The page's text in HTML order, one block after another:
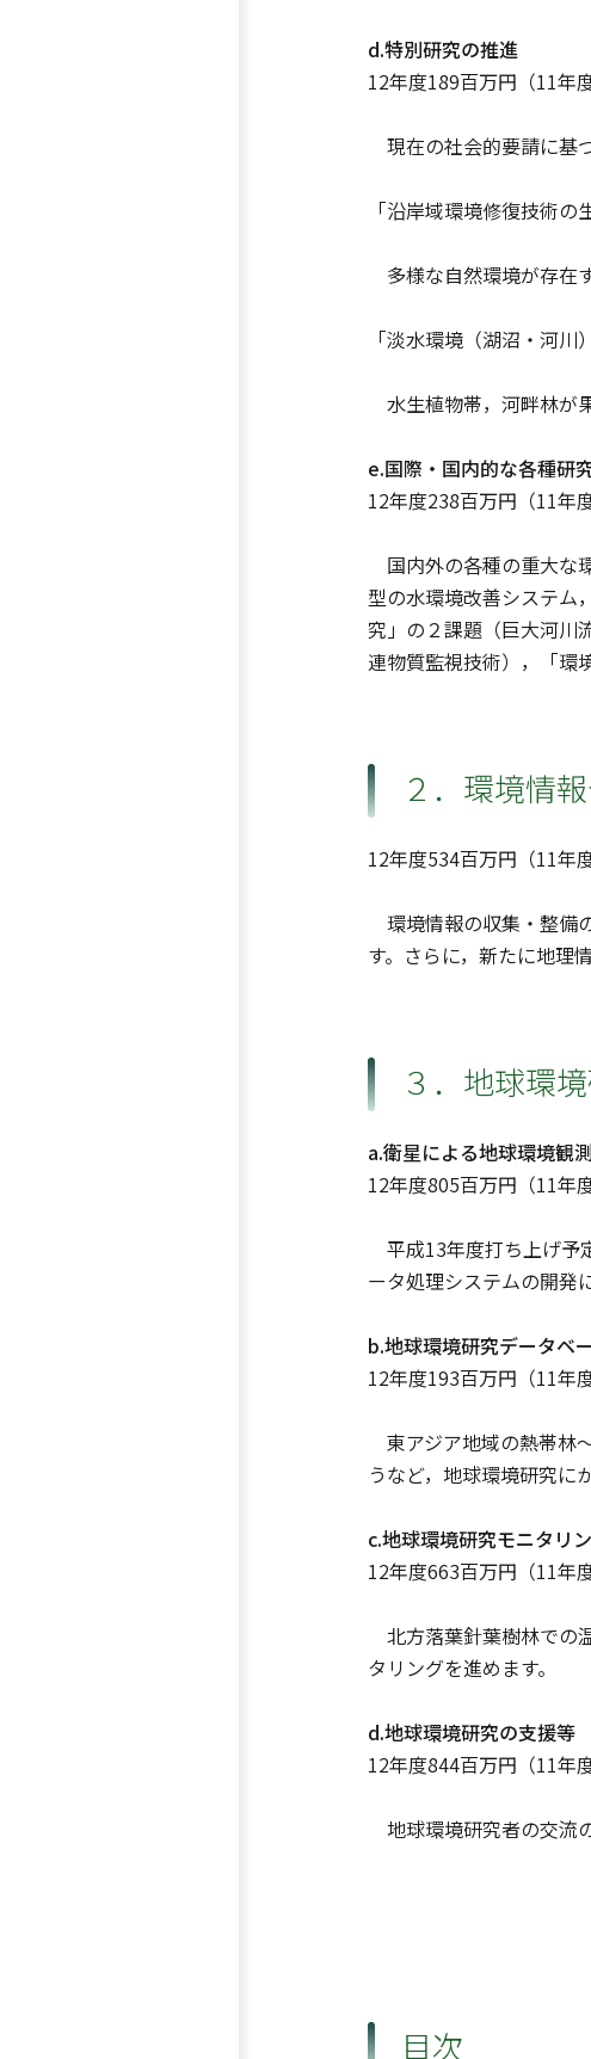
d.特別研究の推進
12年度189百万円（11年
現在の社会的要請に基
「沿岸域環境修復技術
多様な自然環境が存在
「淡水環境（湖沼・河
水生植物帯，河畔林が
e.国際・国内的な各種研
12年度238百万円（11年
国内外の各種の重大な
型の水環境改善システム
究」の２課題（巨大河川
連物質監視技術），「環
２．環境情
12年度534百万円（11年
環境情報の収集・整備
す。さらに，新たに地理
３．地球環
a.衛星による地球環境観測
12年度805百万円（11年
平成13年度打ち上げ予
ータ処理システムの開発
b.地球環境研究データベ
12年度193百万円（11年
東アジア地域の熱帯林
うなど，地球環境研究に
c.地球環境研究モニタリ
12年度663百万円（11年
北方落葉針葉樹林での
タリングを進めます。
d.地球環境研究の支援等
12年度844百万円（11年
地球環境研究者の交流
目次